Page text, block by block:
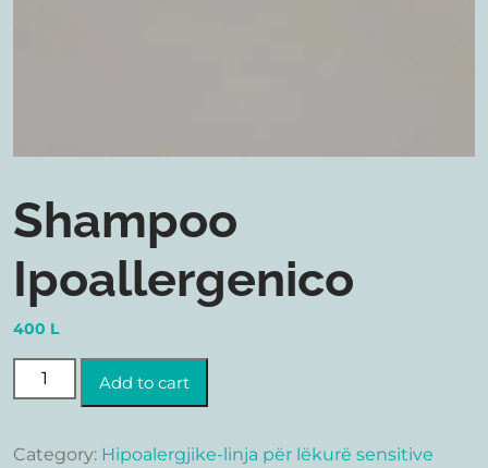
Shampoo
Ipoallergenico
400 L
Shampoo Ipoallergenico quantity
Add to cart
Category: Hipoalergjike-linja për lëkurë sensitive